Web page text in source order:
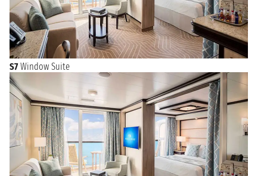
S7 Window Suite